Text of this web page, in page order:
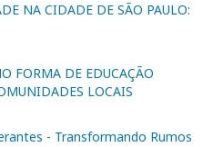
NA CIDADE DE SÃO PAULO:
FORMA DE EDUCAÇÃO
LOCAIS
- Transformando Rumos